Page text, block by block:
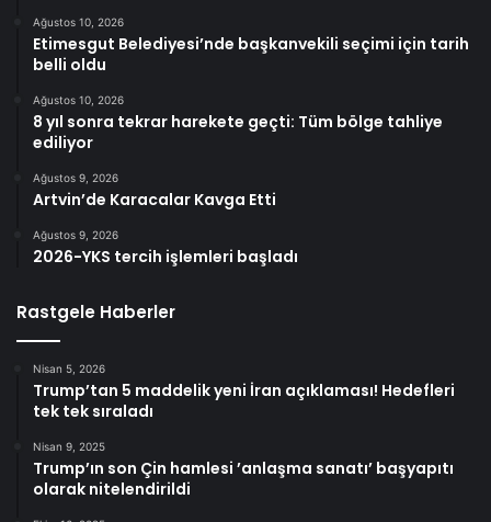
Ağustos 10, 2026
Etimesgut Belediyesi’nde başkanvekili seçimi için tarih
belli oldu
Ağustos 10, 2026
8 yıl sonra tekrar harekete geçti: Tüm bölge tahliye
ediliyor
Ağustos 9, 2026
Artvin’de Karacalar Kavga Etti
Ağustos 9, 2026
2026-YKS tercih işlemleri başladı
Rastgele Haberler
Nisan 5, 2026
Trump’tan 5 maddelik yeni İran açıklaması! Hedefleri
tek tek sıraladı
Nisan 9, 2025
Trump’ın son Çin hamlesi ’anlaşma sanatı’ başyapıtı
olarak nitelendirildi